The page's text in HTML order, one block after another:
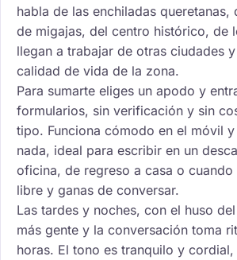
habla de las enchiladas queretanas,
de migajas, del centro histórico, de
llegan a trabajar de otras ciudades
calidad de vida de la zona.
Para sumarte eliges un apodo y
formularios, sin verificación y sin
tipo. Funciona cómodo en el móvil
nada, ideal para escribir en un
oficina, de regreso a casa o cuando
libre y ganas de conversar.
Las tardes y noches, con el huso
más gente y la conversación toma
horas. El tono es tranquilo y